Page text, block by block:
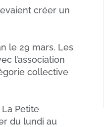
créer un
le 29 mars. Les
l’association
collective
Petite
du lundi au